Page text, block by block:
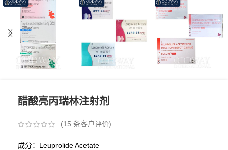
醋酸亮丙瑞林注射剂
(15 条客户评价)
成分：Leuprolide Acetate